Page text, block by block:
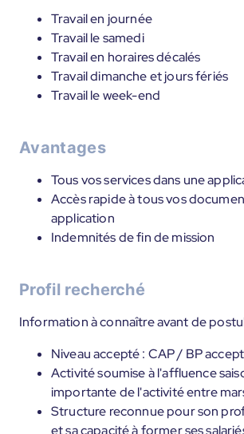
Travail en journée
Travail le samedi
Travail en horaires décalés
Travail dimanche et jours fériés
Travail le week-end
Avantages
Tous vos services dans une
Accès rapide à tous vos
application
Indemnités de fin de mission
Profil recherché
Information à connaître avant de
Niveau accepté : CAP / BP
Activité soumise à l'affluence
importante de l'activité entre
Structure reconnue pour son
et sa capacité à former ses